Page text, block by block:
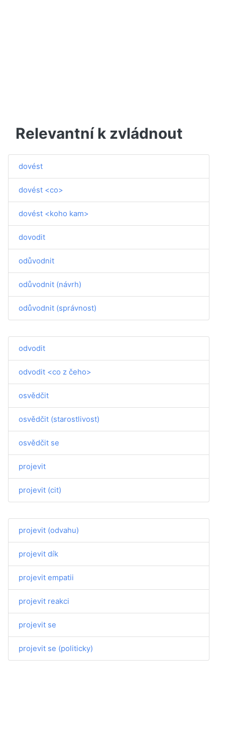
Relevantní k zvládnout
dovést
dovést <co>
dovést <koho kam>
dovodit
odůvodnit
odůvodnit (návrh)
odůvodnit (správnost)
odvodit
odvodit <co z čeho>
osvědčit
osvědčit (starostlivost)
osvědčit se
projevit
projevit (cit)
projevit (odvahu)
projevit dík
projevit empatii
projevit reakci
projevit se
projevit se (politicky)